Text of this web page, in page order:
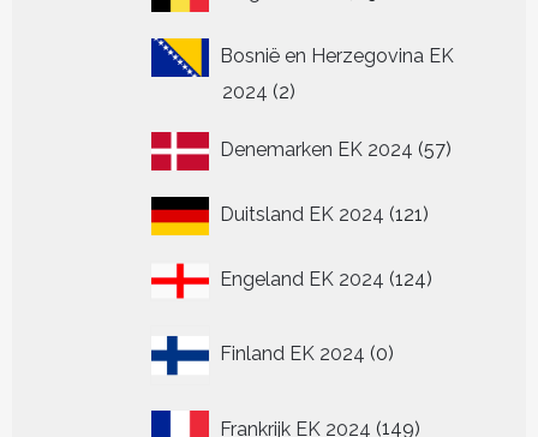
Bosnië en Herzegovina EK
2024 22
Denemarken EK 2024 5757
Duitsland EK 2024 121121
Engeland EK 2024 124124
Finland EK 2024 0
producten
Frankrijk EK 2024 149149